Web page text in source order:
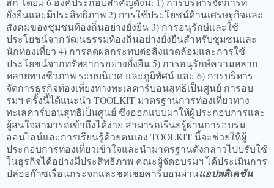
ยั่งยืนและมีประสิทธิภาพ 2) การใช้ประโยชน์ด้านเศรษฐกิจและ
สังคมของชุมชนท้องถิ่นอย่างยั่งยืน 3) การอนุรักษ์และใช้
ประโยชน์จากวัฒนธรรมท้องถิ่นอย่างยั่งยืนสำหรับชุมชนและ
นักท่องเที่ยว 4) การลดผลกระทบต่อสิ่งแวดล้อมและการใช้
ประโยชน์จากทรัพยากรอย่างยั่งยืน 5) การอนุรักษ์ความหลาก
หลายทางชีวภาพ ระบบนิเวศ และภูมิทัศน์ และ 6) การบริหาร
จัดการธุรกิจท่องเที่ยงทางทะเลคาร์บอนสุทธิเป็นศูนย์ การอบ
รมฯ ครั้งนี้ได้แนะนำ TOOLKIT มาตรฐานการท่องเที่ยวทาง
ทะเลคาร์บอนสุทธิเป็นศูนย์ ซึ่งออกแบบมาให้ผู้ประกอบการและ
ผู้สนใจสามารถเข้าถึงได้ง่าย สามารถเรีนยรู้ผ่านการอบรม
ออนไลน์และการเรียนรู้ด้วยตนเอง TOOLKIT นี้จะช่วยให้ผู้
ประกอบการท่องเที่ยวเข้าใจและนำมาตรฐานดังกล่าวไปปรับใช้
ในธุรกิจได้อย่างมีประสิทธิภาพ คณะผู้จัดอบรมฯ ได้ประเมินการ
ปล่อยก๊าซเรือนกระจกและชดเชยคาร์บอนผ่านแอปพลิเคชัน